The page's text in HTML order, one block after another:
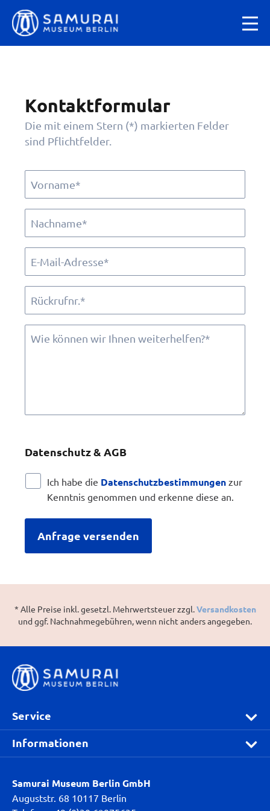
Kontaktformular
Die mit einem Stern (*) markierten Felder
sind Pflichtfelder.
Datenschutz & AGB
Ich habe die Datenschutzbestimmungen zur
Kenntnis genommen und erkenne diese an.
Anfrage versenden
* Alle Preise inkl. gesetzl. Mehrwertsteuer zzgl.Versandkosten
und ggf. Nachnahmegebühren, wenn nicht anders angegeben.
Service
Informationen
Samurai Museum Berlin GmbH
Auguststr. 68 10117 Berlin